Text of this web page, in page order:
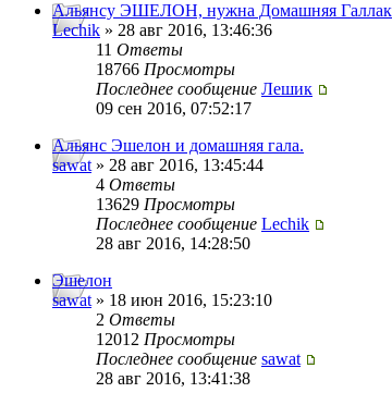
Альянсу ЭШЕЛОН, нужна Домашняя
Lechik » 28 авг 2016, 13:46:36
11 Ответы
18766 Просмотры
Последнее сообщение Лешик
09 сен 2016, 07:52:17
Альянс Эшелон и домашняя гала.
sawat » 28 авг 2016, 13:45:44
4 Ответы
13629 Просмотры
Последнее сообщение Lechik
28 авг 2016, 14:28:50
Эшелон
sawat » 18 июн 2016, 15:23:10
2 Ответы
12012 Просмотры
Последнее сообщение sawat
28 авг 2016, 13:41:38